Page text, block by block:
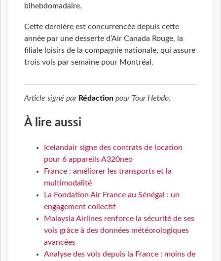
bihebdomadaire.
Cette dernière est concurrencée depuis cette
année par une desserte d’Air Canada Rouge, la
filiale loisirs de la compagnie nationale, qui assure
trois vols par semaine pour Montréal.
Article signé par Rédaction pour Tour Hebdo.
À lire aussi
Icelandair signe des contrats de location
pour 6 appareils A320neo
France : améliorer les transports et la
multimodalité
La Fondation Air France au Sénégal : un
engagement collectif
Malaysia Airlines renforce la sécurité de ses
vols grâce à des données météorologiques
avancées
Analyse des vols depuis la France : moins de